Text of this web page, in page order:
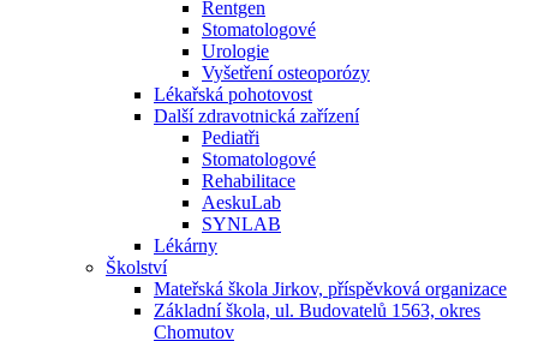
Rentgen
Stomatologové
Urologie
Vyšetření osteoporózy
Lékařská pohotovost
Další zdravotnická zařízení
Pediatři
Stomatologové
Rehabilitace
AeskuLab
SYNLAB
Lékárny
Školství
Mateřská škola Jirkov, příspěvková organizace
Základní škola, ul. Budovatelů 1563, okres
Chomutov